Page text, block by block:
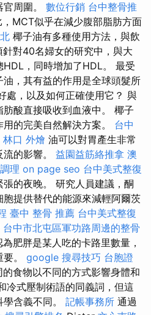
周圍。 數位行銷 台中整骨推
MCT似乎在減少腹部脂肪方面
椰子油有多種使用方法，與飲
針對40名婦女的研究中，與大
，同時增加了HDL。 最受
，其有益的作用是全球頭髮所
處，以及如何正確使用它？ 與
酸直接吸收到血液中。 椰子
的完美自然解決方案。 台中
林口 外燴 油可以對胃產生非常
的影響。 益園益筋絡推拿 澳
理 on page seo 台中美式整復
的夜晚。 研究人員建議，酮
提供替代的能源來減輕阿爾茨
臺中 整骨 推薦 台中美式整復
台中市北屯區軍功路周邊的整骨
肥胖是某人吃的卡路里數量，
。 google 搜尋技巧 台胞證
的食物以不同的方式影響身體和
冷式壓制術語的同義詞，但這
含義不同。 記帳事務所 通過